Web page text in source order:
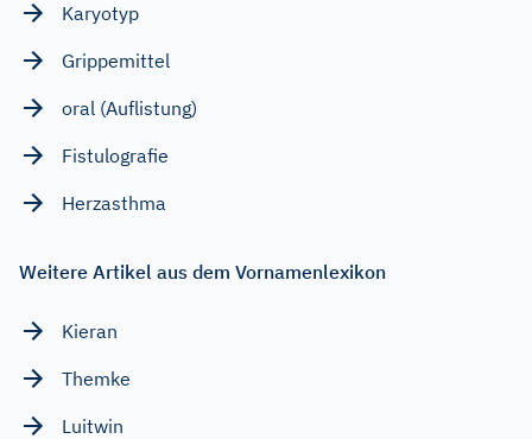
Karyotyp
Grippemittel
oral (Auflistung)
Fistulografie
Herzasthma
Weitere Artikel aus dem Vornamenlexikon
Kieran
Themke
Luitwin